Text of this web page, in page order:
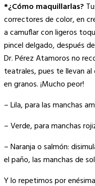
*¿Cómo maquillarlas?
correctores de color, en
a camuflar con ligeros
pincel delgado, después
Dr. Pérez Atamoros no
teatrales, pues te llevan
en granos. ¡Mucho peor!
– Lila, para las manchas
– Verde, para manchas
– Naranja o salmón:
el paño, las manchas de
Y lo repetimos por